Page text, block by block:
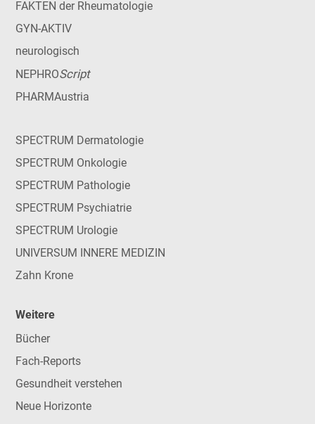
FAKTEN der Rheumatologie
GYN-AKTIV
neurologisch
NEPHROScript
PHARMAustria
SPECTRUM Dermatologie
SPECTRUM Onkologie
SPECTRUM Pathologie
SPECTRUM Psychiatrie
SPECTRUM Urologie
UNIVERSUM INNERE MEDIZIN
Zahn Krone
Weitere
Bücher
Fach-Reports
Gesundheit verstehen
Neue Horizonte